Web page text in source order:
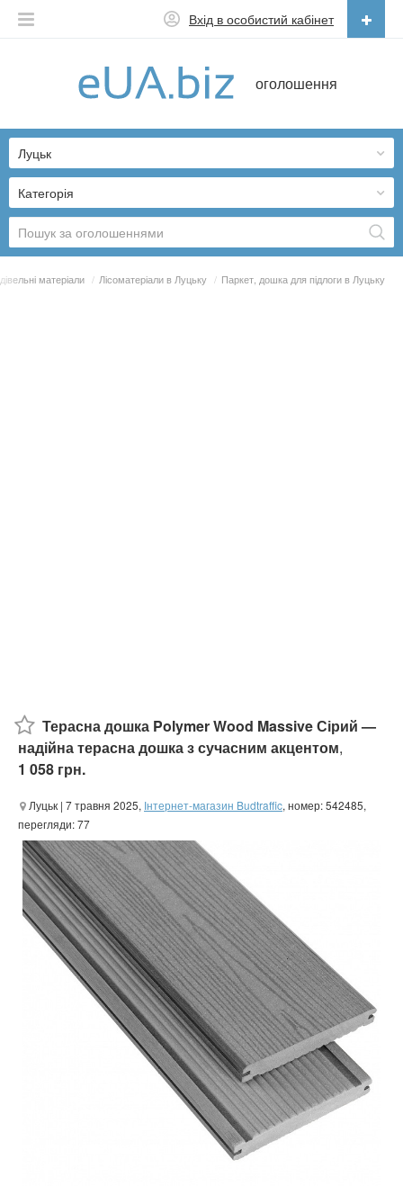
оголошення
Вхід в особистий кабінет
Українська
Категорія
Луцьк
матеріали / Лісоматеріали в Луцьку / Паркет, дошка для підлоги в Луцьку
Терасна дошка Polymer Wood Massive Сірий —
надійна терасна дошка з сучасним акцентом,
1 058 грн.
Луцьк | 7 травня 2025, Інтернет-магазин Budtraffic, номер: 542485,
перегляди: 77